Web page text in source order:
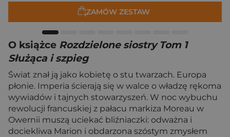
ZAMÓW ZESTAW
O książce Rozdzielone siostry Tom 1
Służąca i szpieg
Świat znał ją jako kobietę o stu twarzach. Europa
płonie. Imperia ścierają się w walce o władzę rękoma
wywiadów i tajnych stowarzyszeń. W noc wybuchu
rewolucji francuskiej z pałacu markiza Moreau w
Owernii muszą uciekać bliźniaczki: odważna i
dociekliwa Marion i obdarzona szóstym zmysłem